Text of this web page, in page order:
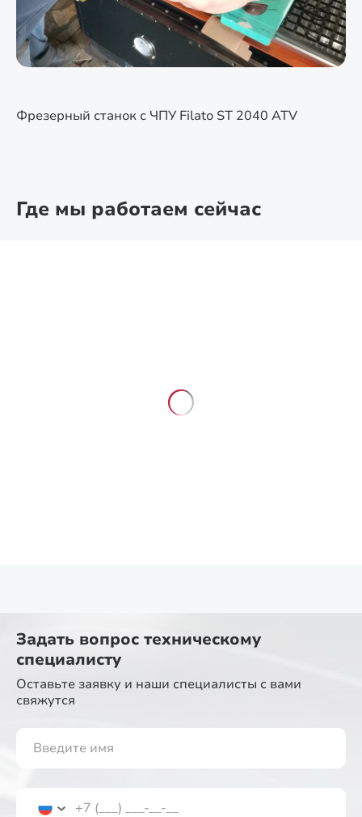
Фрезерный станок с ЧПУ Filato ST 2040 ATV
Где мы работаем сейчас
Задать вопрос техническому
специалисту
Оставьте заявку и наши специалисты с вами
свяжутся